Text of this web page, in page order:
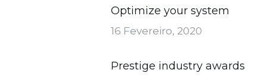
Optimize your system
16 Fevereiro, 2020
Prestige industry awards